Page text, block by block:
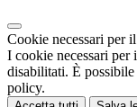
Cookie necessari per
I cookie necessari per
disabilitati. È
policy.